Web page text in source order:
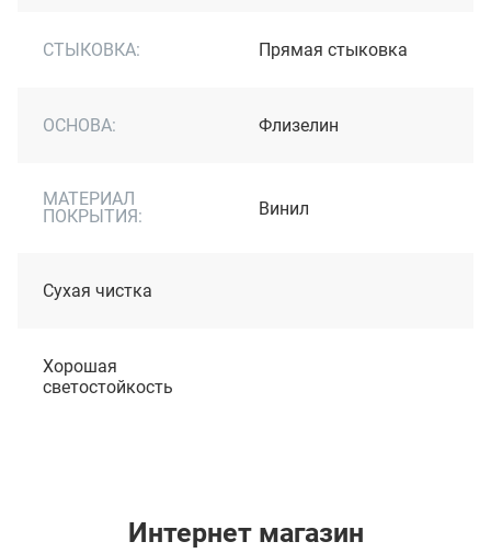
СТЫКОВКА: Прямая стыковка
ОСНОВА: Флизелин
МАТЕРИАЛ
ПОКРЫТИЯ:
Винил
Сухая чистка
Хорошая
светостойкость
Интернет магазин